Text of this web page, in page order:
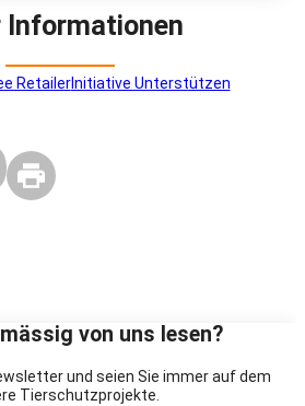
Informationen
RetailerInitiative Unterstützen
von uns lesen?
und seien Sie immer auf dem
Tierschutzprojekte.